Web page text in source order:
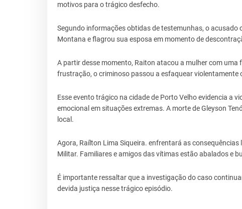
motivos para o trágico desfecho.
Segundo informações obtidas de testemunhas, o
Montana e flagrou sua esposa em momento de
A partir desse momento, Raiton atacou a mulher com
frustração, o criminoso passou a esfaquear
Esse evento trágico na cidade de Porto Velho evidencia a
emocional em situações extremas. A morte de Gleyson
local.
Agora, Raílton Lima Siqueira. enfrentará as
Militar. Familiares e amigos das vítimas estão abalados e
É importante ressaltar que a investigação do caso
devida justiça nesse trágico episódio.